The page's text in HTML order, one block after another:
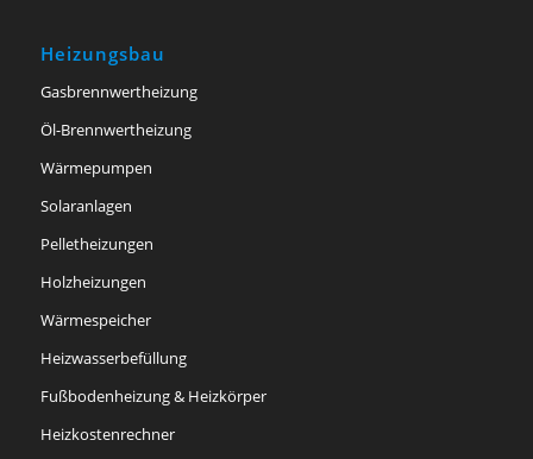
Heizungsbau
Gasbrennwertheizung
Öl-Brennwertheizung
Wärmepumpen
Solaranlagen
Pelletheizungen
Holzheizungen
Wärmespeicher
Heizwasserbefüllung
Fußbodenheizung & Heizkörper
Heizkostenrechner